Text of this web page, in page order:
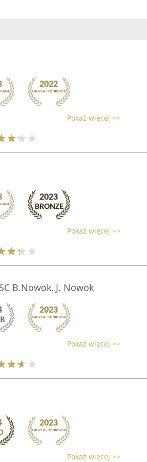
Pokaż więcej >>
Pokaż więcej >>
B.Nowok, J. Nowok
Pokaż więcej >>
Pokaż więcej >>